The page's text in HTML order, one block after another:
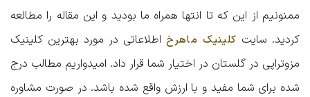
ممنونیم از این که تا انتها همراه ما بودید و این مقاله را مطالعه
کردید. سایت کلینیک ماهرخ اطلاعاتی در مورد بهترین کلینیک
مزوتراپی در گلستان در اختیار شما قرار داد. امیدواریم مطالب درج
شده برای شما مفید و با ارزش واقع شده باشد. در صورت مشاوره